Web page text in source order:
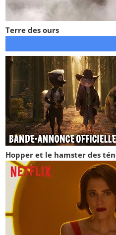
Terre des ours
Hopper et le hamster des